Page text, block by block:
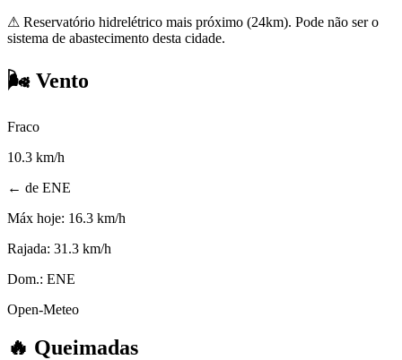
⚠ Reservatório hidrelétrico mais próximo (24km). Pode não ser o
sistema de abastecimento desta cidade.
🌬️ Vento
Fraco
10.3 km/h
← de ENE
Máx hoje: 16.3 km/h
Rajada: 31.3 km/h
Dom.: ENE
Open-Meteo
🔥 Queimadas